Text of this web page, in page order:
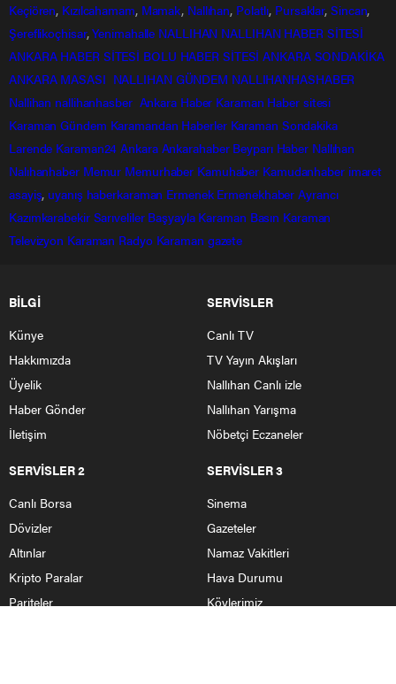
Keçiören, Kızılcahamam, Mamak, Nallıhan, Polatlı, Pursaklar,Sincan,
Şereflikoçhisar,Yenimahalle NALLIHAN NALLIHAN HABER SİTESİ
ANKARA HABER SİTESİ BOLU HABER SİTESİ ANKARA SONDAKİKA
ANKARA MASASI NALLIHAN GÜNDEM NALLIHANHASHABER
Nallihan nallihanhasber Ankara Haber Karaman Haber sitesi
Karaman Gündem Karamandan Haberler Karaman Sondakika
Larende Karaman24 Ankara Ankarahaber Beyparı Haber Nallıhan
Nalıhanhaber Memur Memurhaber Kamuhaber Kamudanhaber imaret
asayiş, uyanış haberkaraman Ermenek Ermenekhaber Ayrancı
Kazımkarabekir Sarıveliler Başyayla Karaman Basın Karaman
Televizyon Karaman Radyo Karaman gazete
BİLGİ
Künye
Hakkımızda
Üyelik
Haber Gönder
İletişim
SERVİSLER
Canlı TV
TV Yayın Akışları
Nallıhan Canlı izle
Nallıhan Yarışma
Nöbetçi Eczaneler
SERVİSLER 2
Canlı Borsa
Dövizler
Altınlar
Kripto Paralar
Pariteler
SERVİSLER 3
Sinema
Gazeteler
Namaz Vakitleri
Hava Durumu
Köylerimiz